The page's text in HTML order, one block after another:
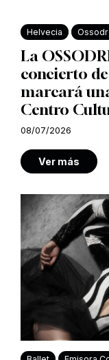
Helvecia
La
concierto
marcará
Centro
08/07/2026
Ver más